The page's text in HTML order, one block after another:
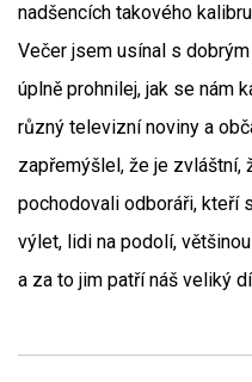
nadšencích takového
Večer jsem usínal s
úplně prohnilej, jak se nám
různý televizní noviny a
zapřemýšlel, že je
pochodovali odboráři, kteří
výlet, lidi na podolí,
a za to jim patří náš veliký